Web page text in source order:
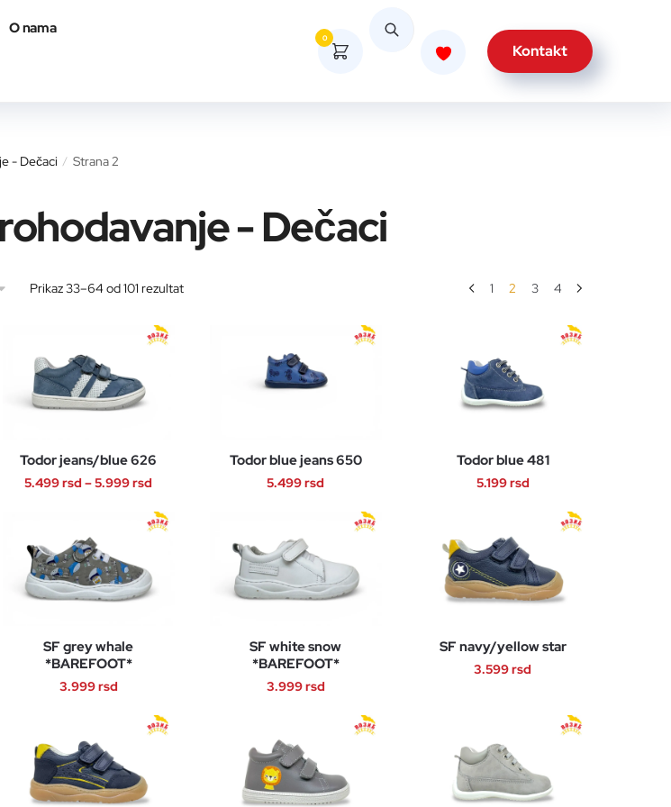
O nama
0
Kontakt
- Dečaci / Strana 2
- Dečaci
Prikaz 33–64 od 101 rezultatSortirano
1 2 3 4
Todor jeans/blue 626
5.499rsd –5.999rsd
od
5.999 rsd
proizvod
ima
više
varijanti.
mogu
biti
izabrane
stranici
proizvoda.
Todor blue jeans 650
5.499rsd
proizvod
ima
više
varijanti.
mogu
biti
izabrane
proizvoda.
Todor blue 481
5.199rsd
proizvod
ima
više
varijanti.
mogu
biti
proizvoda.
SF grey whale
*BAREFOOT*
3.999rsd
proizvod
ima
više
SF white snow
*BAREFOOT*
3.999rsd
proizvod
ima
više
SF navy/yellow star
3.599rsd
ima
više
varijanti.